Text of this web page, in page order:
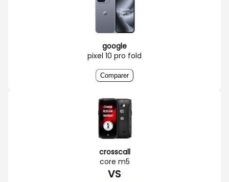
google
pixel 10 pro fold
Comparer
crosscall
core m5
VS